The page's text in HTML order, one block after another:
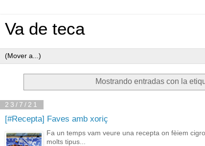
Va de teca
Mostrando entradas con la
23/7/21
[#Recepta] Faves amb xoriç
Fa un temps vam veure una recepta on fèiem
molts tipus...